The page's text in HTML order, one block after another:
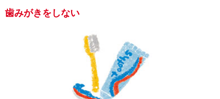
歯みがきをしない